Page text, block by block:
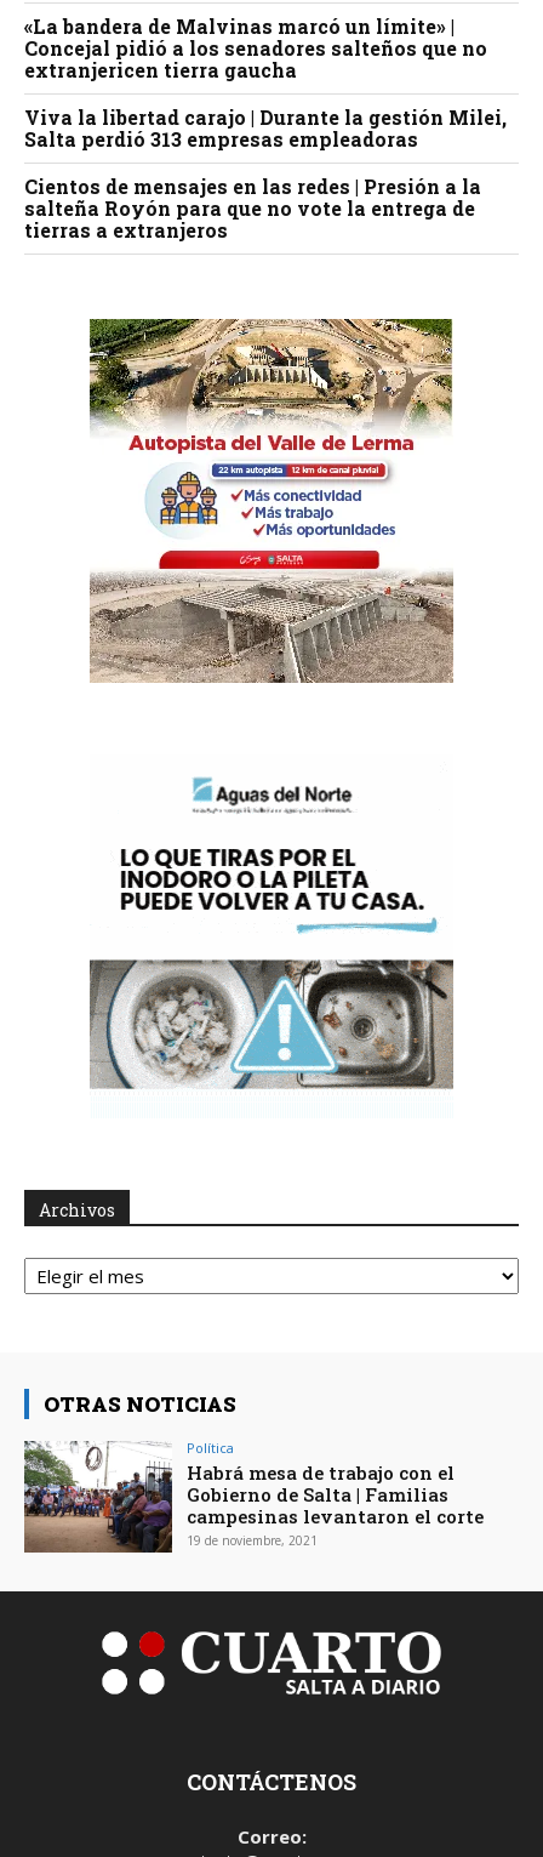
«La bandera de Malvinas marcó un límite» |
Concejal pidió a los senadores salteños que no
extranjericen tierra gaucha
Viva la libertad carajo | Durante la gestión Milei,
Salta perdió 313 empresas empleadoras
Cientos de mensajes en las redes | Presión a la
salteña Royón para que no vote la entrega de
tierras a extranjeros
Archivos
Archivos
OTRAS NOTICIAS
Política
Habrá mesa de trabajo con el
Gobierno de Salta | Familias
campesinas levantaron el corte
19 de noviembre, 2021
CONTÁCTENOS
Correo: